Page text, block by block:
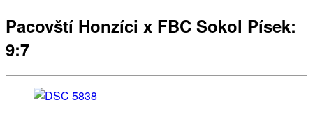
Pacovští Honzíci x FBC Sokol Písek:
9:7